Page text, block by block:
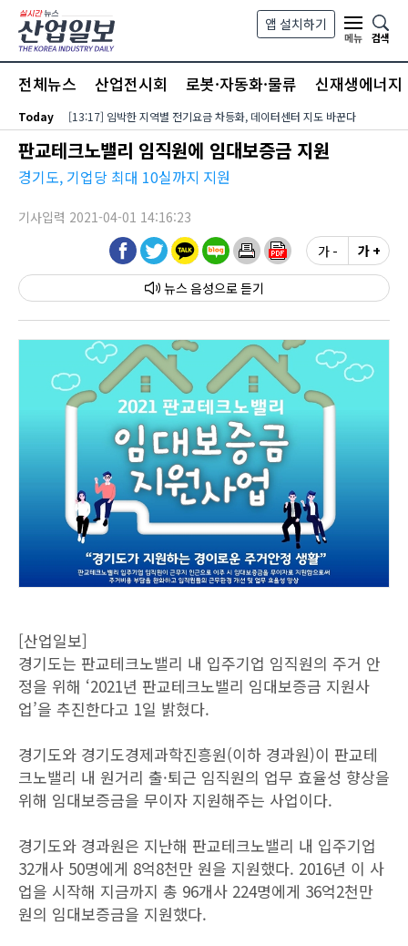
본문 바로가기
앱 설치하기
메뉴
검색
전체뉴스 산업전시회 로봇·자동화·물류 신재생에너지
Today [13:17] 임박한 지역별 전기요금 차등화, 데이터센터 지도 바꾼다
판교테크노밸리 임직원에 임대보증금 지원
경기도, 기업당 최대 10실까지 지원
기사입력 2021-04-01 14:16:23
뉴스 음성
가 - 가 +
[산업일보]
경기도는 판교테크노밸리 내 입주기업 임직원의 주거 안
정을 위해 ‘2021년 판교테크노밸리 임대보증금 지원사
업’을 추진한다고 1일 밝혔다.
경기도와 경기도경제과학진흥원(이하 경과원)이 판교테
크노밸리 내 원거리 출·퇴근 임직원의 업무 효율성 향상을
위해 임대보증금을 무이자 지원해주는 사업이다.
경기도와 경과원은 지난해 판교테크노밸리 내 입주기업
32개사 50명에게 8억8천만 원을 지원했다. 2016년 이 사
업을 시작해 지금까지 총 96개사 224명에게 36억2천만
원의 임대보증금을 지원했다.